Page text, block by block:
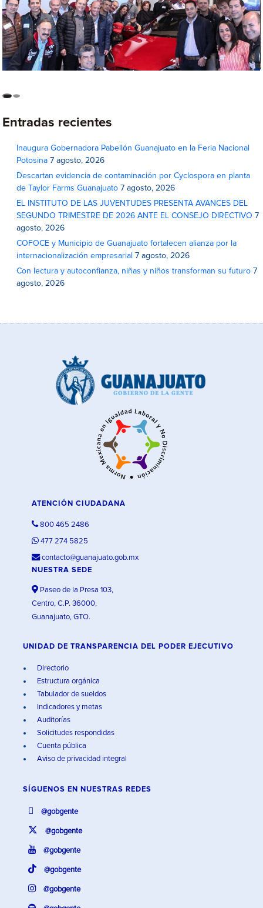
Entradas recientes
Inaugura Gobernadora Pabellón Guanajuato en la Feria Nacional
Potosina 7 agosto, 2026
Descartan evidencia de contaminación por Cyclospora en planta
de Taylor Farms Guanajuato 7 agosto, 2026
EL INSTITUTO DE LAS JUVENTUDES PRESENTA AVANCES DEL
SEGUNDO TRIMESTRE DE 2026 ANTE EL CONSEJO DIRECTIVO 7
agosto, 2026
COFOCE y Municipio de Guanajuato fortalecen alianza por la
internacionalización empresarial 7 agosto, 2026
Con lectura y autoconfianza, niñas y niños transforman su futuro 7
agosto, 2026
ATENCIÓN CIUDADANA
800 465 2486
477 274 5825
contacto@guanajuato.gob.mx
NUESTRA SEDE
Paseo de la Presa 103,
Centro, C.P. 36000,
Guanajuato, GTO.
UNIDAD DE TRANSPARENCIA DEL PODER EJECUTIVO
Directorio
Estructura orgánica
Tabulador de sueldos
Indicadores y metas
Auditorías
Solicitudes respondidas
Cuenta pública
Aviso de privacidad integral
SÍGUENOS EN NUESTRAS REDES
@gobgente
@gobgente
@gobgente
@gobgente
@gobgente